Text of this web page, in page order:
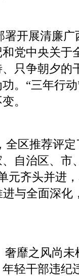
署开展清廉
党中央关于
只争朝夕的
。“三年行
。
全区推荐评
自治区、市
元齐头并进
与全面深化
靡之风尚
年轻干部违